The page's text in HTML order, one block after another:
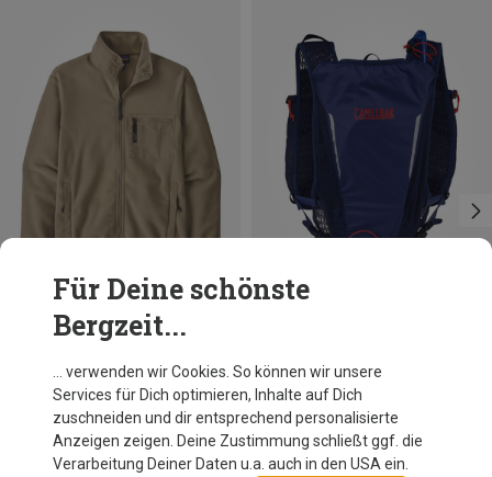
Du sparst 27%
Für Deine schönste
Bergzeit...
… verwenden wir Cookies. So können wir unsere
Services für Dich optimieren, Inhalte auf Dich
zuschneiden und dir entsprechend personalisierte
Anzeigen zeigen. Deine Zustimmung schließt ggf. die
Verarbeitung Deiner Daten u.a. auch in den USA ein.